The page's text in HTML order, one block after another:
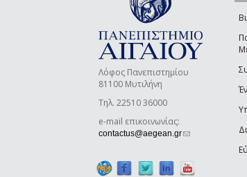
Λόφος Πανεπιστημίου
81100 Μυτιλήνη
Τηλ. 22510 36000
e-mail επικοινωνίας:
contactus@aegean.gr(link sends e-